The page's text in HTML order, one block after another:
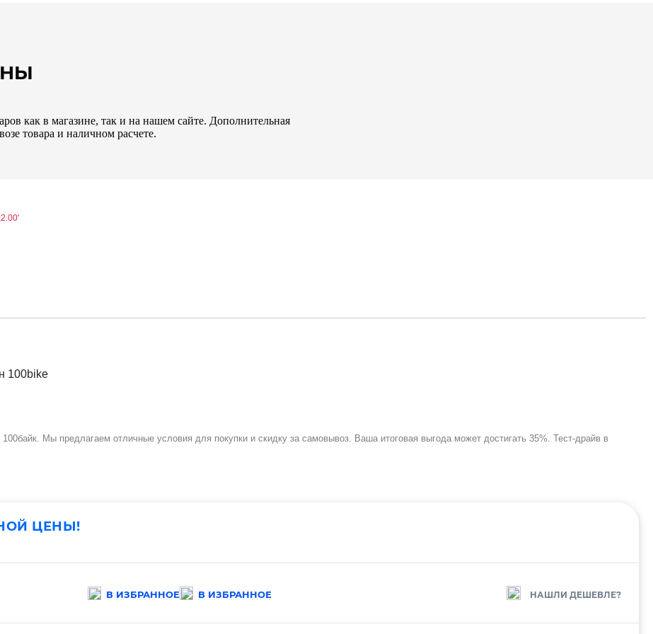
как в магазине, так и на нашем сайте. Дополнительная
товара и наличном расчете.
Мы предлагаем отличные условия для покупки и скидку за самовывоз. Ваша итоговая выгода может достигать 35%. Тест-драйв в
ЦЕНЫ!
В ИЗБРАННОЕ В ИЗБРАННОЕ НАШЛИ ДЕШЕВЛЕ?